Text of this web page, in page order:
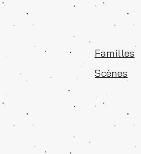
Familles
Scènes